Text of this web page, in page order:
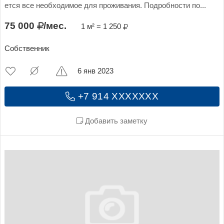
ется все необходимое для проживания. Подробности по...
75 000 /мес. 1 м² = 1 250
Собственник
+7 914 XXXXXXX
Добавить заметку
6 янв 2023